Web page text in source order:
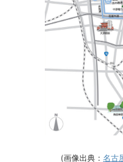
(画像出典： 名古